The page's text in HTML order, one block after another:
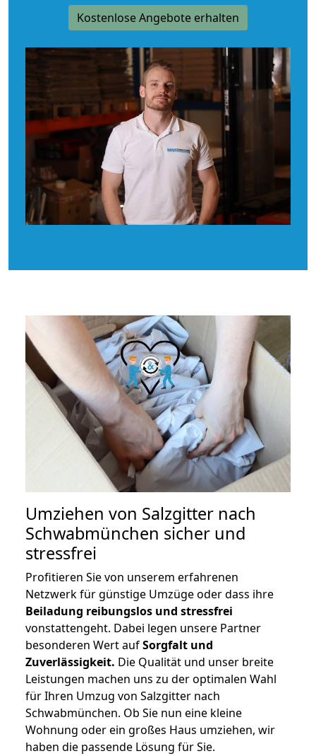
Kostenlose Angebote erhalten
Umziehen von Salzgitter nach
Schwabmünchen sicher und
stressfrei
Profitieren Sie von unserem erfahrenen
Netzwerk für günstige Umzüge oder dass ihre
Beiladung reibungslos und stressfrei
vonstattengeht. Dabei legen unsere Partner
besonderen Wert aufSorgfalt und
Zuverlässigkeit. Die Qualität und unser breite
Leistungen machen uns zu der optimalen Wahl
für Ihren Umzug von Salzgitter nach
Schwabmünchen. Ob Sie nun eine kleine
Wohnung oder ein großes Haus umziehen, wir
haben die passende Lösung für Sie.